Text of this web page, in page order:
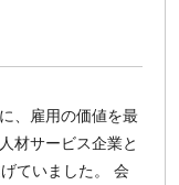
、雇用の価値を最
材サービス企業と
ていました。 会